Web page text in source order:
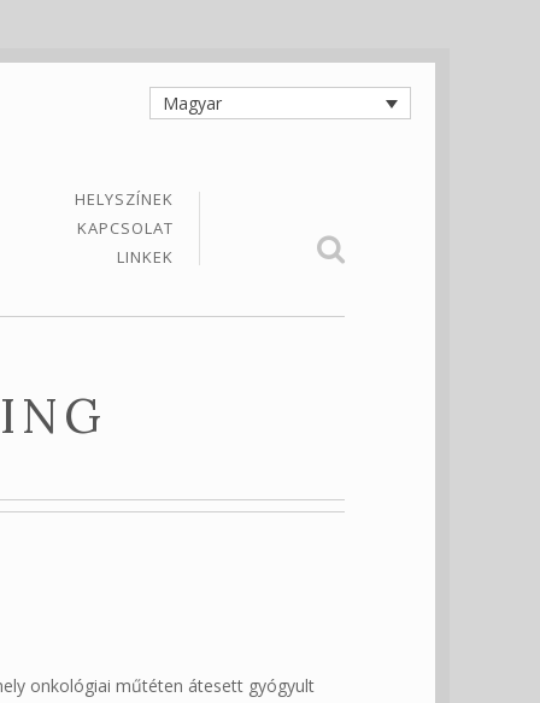
Magyar
HELYSZÍNEK
KAPCSOLAT
LINKEK
onkológiai műtéten átesett gyógyult